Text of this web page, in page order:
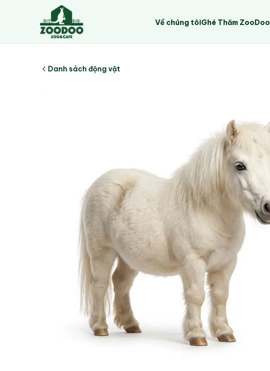
Về chúng tôiGhé Thăm ZooDoo
Danh sách động vật